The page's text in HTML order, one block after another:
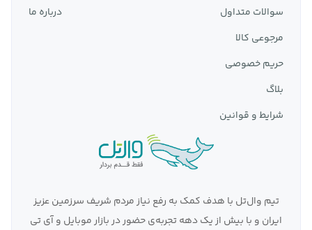
سوالات متداول
مرجوعی کالا
حریم خصوصی
بلاگ
شرایط و قوانین
درباره ما
تیم وال‌تل با هدف کمک به رفع نیاز مردم شریف سرزمین عزیز
ایران و با بیش از یک دهه تجربه‌ی حضور در بازار موبایل و آی تی